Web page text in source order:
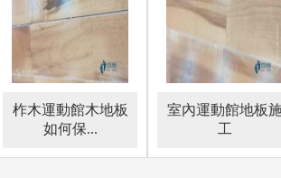
生長。柞木體育場地木地板如何保養。
柞木運動館木地板
如何保...
室內運動館地板
工